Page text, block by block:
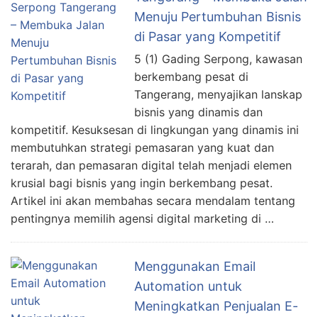
Menuju Pertumbuhan Bisnis
di Pasar yang Kompetitif
5 (1) Gading Serpong, kawasan
berkembang pesat di
Tangerang, menyajikan lanskap
bisnis yang dinamis dan
kompetitif. Kesuksesan di lingkungan yang dinamis ini
membutuhkan strategi pemasaran yang kuat dan
terarah, dan pemasaran digital telah menjadi elemen
krusial bagi bisnis yang ingin berkembang pesat.
Artikel ini akan membahas secara mendalam tentang
pentingnya memilih agensi digital marketing di …
Menggunakan Email
Automation untuk
Meningkatkan Penjualan E-